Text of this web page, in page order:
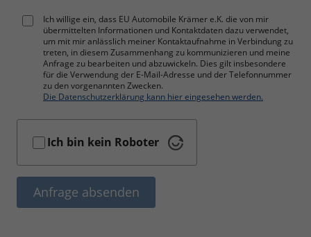
Ich willige ein, dass EU Automobile Krämer e.K. die von mir
übermittelten Informationen und Kontaktdaten dazu verwendet,
um mit mir anlässlich meiner Kontaktaufnahme in Verbindung zu
treten, in diesem Zusammenhang zu kommunizieren und meine
Anfrage zu bearbeiten und abzuwickeln. Dies gilt insbesondere
für die Verwendung der E-Mail-Adresse und der Telefonnummer
zu den vorgenannten Zwecken.
Die Datenschutzerklärung kann hier eingesehen werden.
Ich bin kein Roboter
Anfrage absenden